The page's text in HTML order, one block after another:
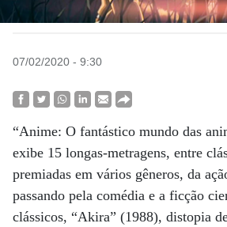
07/02/2020 - 9:30
“Anime: O fantástico mundo das
exibe 15 longas-metragens, entre
premiadas em vários gêneros, da
passando pela comédia e a ficção
clássicos, “Akira” (1988), distopia